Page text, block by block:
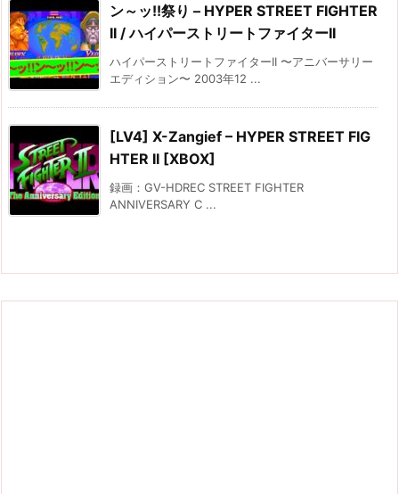
ン～ッ!!祭り – HYPER STREET FIGHTER
II / ハイパーストリートファイターII
ハイパーストリートファイターII 〜アニバーサリー
エディション〜 2003年12 ...
[LV4] X-Zangief – HYPER STREET FIG
HTER II [XBOX]
録画：GV-HDREC STREET FIGHTER
ANNIVERSARY C ...